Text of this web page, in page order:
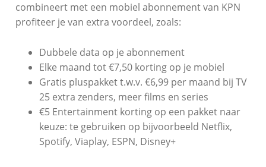
combineert met een mobiel abonnement van KPN
profiteer je van extra voordeel, zoals:
Dubbele data op je abonnement
Elke maand tot €7,50 korting op je mobiel
Gratis pluspakket t.w.v. €6,99 per maand bij TV
25 extra zenders, meer films en series
€5 Entertainment korting op een pakket naar
keuze: te gebruiken op bijvoorbeeld Netflix,
Spotify, Viaplay, ESPN, Disney+